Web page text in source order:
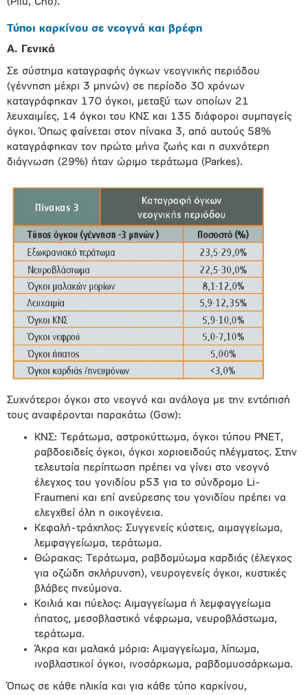
Τύποι καρκίνου σε νεογνά και βρέφη
Α. Γενικά
Σε σύστημα καταγραφής όγκων νεογνικής περιόδου
(γέννηση μέχρι 3 μηνών) σε περίοδο 30 χρόνων
καταγράφηκαν 170 όγκοι, μεταξύ των οποίων 21
λευχαιμίες, 14 όγκοι του ΚΝΣ και 135 διάφοροι συμπαγείς
όγκοι. Όπως φαίνεται στον πίνακα 3, από αυτούς 58%
καταγράφηκαν τον πρώτο μήνα ζωής και η συχνότερη
διάγνωση (29%) ήταν ώριμο τεράτωμα (Parkes).
Συχνότεροι όγκοι στο νεογνό και ανάλογα με την εντόπισή
τους αναφέρονται παρακάτω (Gow):
ΚΝΣ: Τεράτωμα, αστροκύττωμα, όγκοι τύπου ΡΝΕΤ,
ραβδοειδείς όγκοι, όγκοι χοριοειδούς πλέγματος. Στην
τελευταία περίπτωση πρέπει να γίνει στο νεογνό
έλεγχος του γονιδίου p53 για το σύνδρομο Li-
Fraumeni και επί ανεύρεσης του γονιδίου πρέπει να
ελεγχθεί όλη η οικογένεια.
Κεφαλή-τράχηλος: Συγγενείς κύστεις, αιμαγγείωμα,
λεμφαγγείωμα, τεράτωμα.
Θώρακας: Τεράτωμα, ραβδομύωμα καρδιάς (έλεγχος
για οζώδη σκλήρυνση), νευρογενείς όγκοι, κυστικές
βλάβες πνεύμονα.
Κοιλιά και πύελος: Αιμαγγείωμα ή λεμφαγγείωμα
ήπατος, μεσοβλαστικό νέφρωμα, νευροβλάστωμα,
τεράτωμα.
Άκρα και μαλακά μόρια: Αιμαγγείωμα, λίπωμα,
ινοβλαστικοί όγκοι, ινοσάρκωμα, ραβδομυοσάρκωμα.
Όπως σε κάθε ηλικία και για κάθε τύπο καρκίνου,